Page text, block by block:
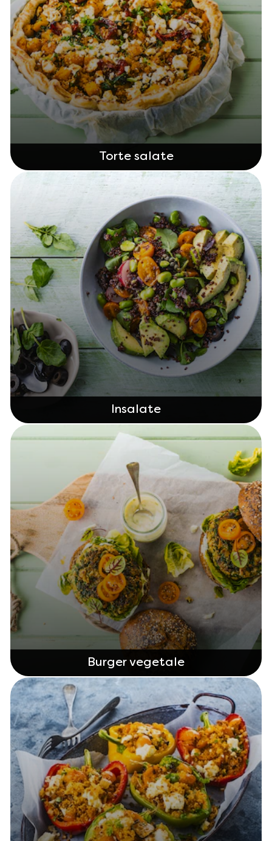
Torte salate
Insalate
Burger vegetale